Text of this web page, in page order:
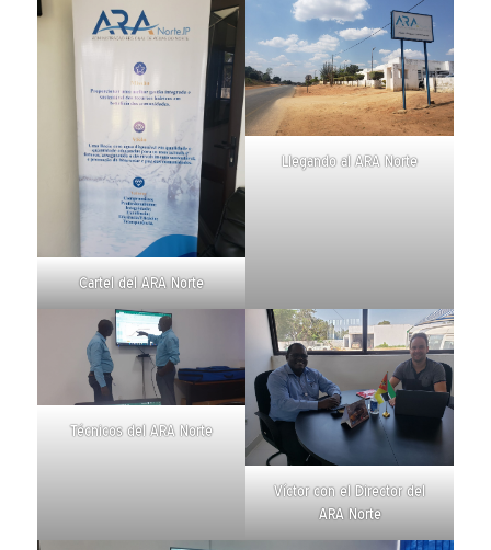
Cartel del ARA Norte
Llegando al ARA Norte
Técnicos del ARA Norte
Víctor con el Director del
ARA Norte